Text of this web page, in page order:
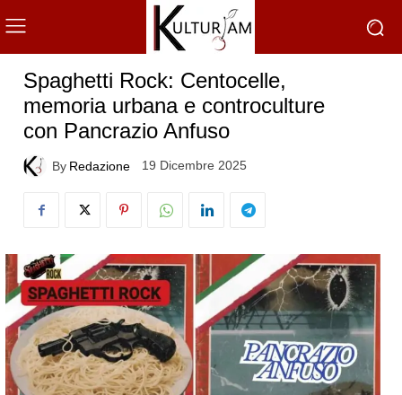
Spaghetti Rock: Centocelle,
memoria urbana e controculture
con Pancrazio Anfuso
By Redazione 19 Dicembre 2025